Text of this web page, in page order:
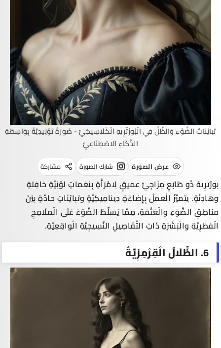
تَبايُنَاتُ الضَّوْءِ وَالظِّلِّ فِي الْبُورْتْرِيهِ الْكَلَاسِيكِيِّ - صُورَةٌ تَوْلِيدِيَّةٌ بِوَاسِطَةِ
الذَّكَاءِ الاصْطِنَاعِيِّ
عرض الصورة شارك الصورة مشاركة
بورْتْرِيهٌ ذُو طَابَعٍ مِزَاجِيٍّ عميقٍ لِامْرَأَةٍ بِنغماتٍ لوْنِيَّةٍ خافِتةٍ
وهادِئَةٍ. يتميَّزُ الْعملُ بِإِضاءَةٍ دِينامِيكِيَّةٍ وتبايُنَاتٍ حادَّةٍ بيْنَ
مناطِقِ الضَّوْءِ والْعَتْمَةِ، مِمَّا يُسلِّطُ الضَّوْءَ عَلَى الْملَامِحِ
الْفطْرِيَّةِ والْبَشَرَةِ ذَاتِ التَّفَاصِيلِ النَّسِيجِيَّةِ الْواقِعِيَّةِ.
6. الظِّلَالُ الْقِرْمِزِيَّةُ